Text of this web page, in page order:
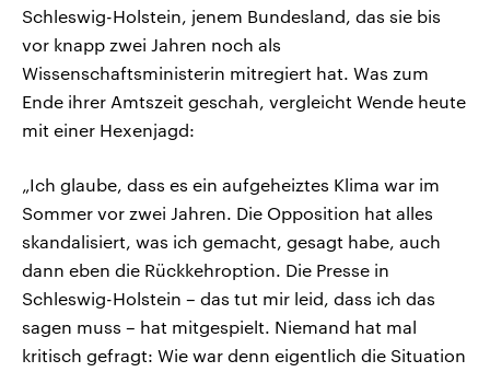
Schleswig-Holstein, jenem Bundesland, das sie bis
vor knapp zwei Jahren noch als
Wissenschaftsministerin mitregiert hat. Was zum
Ende ihrer Amtszeit geschah, vergleicht Wende heute
mit einer Hexenjagd:
„Ich glaube, dass es ein aufgeheiztes Klima war im
Sommer vor zwei Jahren. Die Opposition hat alles
skandalisiert, was ich gemacht, gesagt habe, auch
dann eben die Rückkehroption. Die Presse in
Schleswig-Holstein – das tut mir leid, dass ich das
sagen muss – hat mitgespielt. Niemand hat mal
kritisch gefragt: Wie war denn eigentlich die Situation